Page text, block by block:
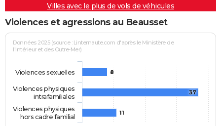
Villes avec le plus de vols de véhicules
Violences et agressions au Beausset
Données 2025 (source : Linternaute.com d'après le Ministère de
l'Intérieur et des Outre-Mer)
8
37
11
Violences sexuelles
Violences physiques
intrafamiliales
Violences physiques
hors cadre familial